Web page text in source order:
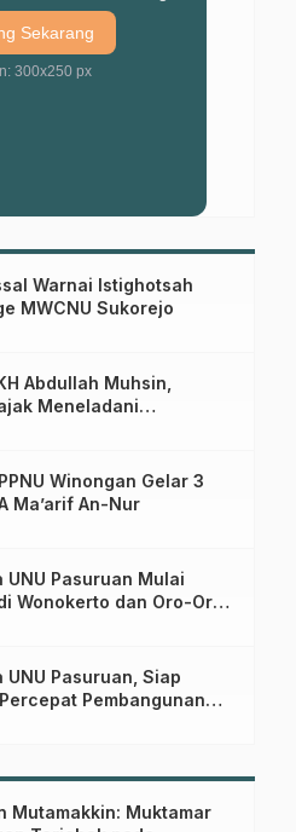
Sekarang
300x250 px
Warnai Istighotsah
MWCNU Sukorejo
Abdullah Muhsin,
Meneladani
Winongan Gelar 3
Ma’arif An-Nur
UNU Pasuruan Mulai
Wonokerto dan Oro-Oro
Berikut Programnya
UNU Pasuruan, Siap
Pembangunan
Mutamakkin: Muktamar